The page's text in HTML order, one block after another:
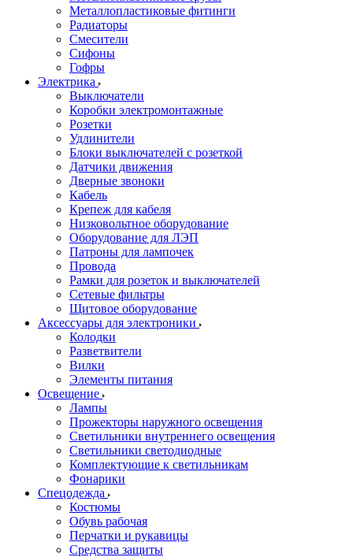
Металлопластиковые фитинги
Радиаторы
Смесители
Сифоны
Гофры
Электрика
Выключатели
Коробки электромонтажные
Розетки
Удлинители
Блоки выключателей с розеткой
Датчики движения
Дверные звоноки
Кабель
Крепеж для кабеля
Низковольтное оборудование
Оборудование для ЛЭП
Патроны для лампочек
Провода
Рамки для розеток и выключателей
Сетевые фильтры
Щитовое оборудование
Аксессуары для электроники
Колодки
Разветвители
Вилки
Элементы питания
Освещение
Лампы
Прожекторы наружного освещения
Светильники внутреннего освещения
Светильники светодиодные
Комплектующие к светильникам
Фонарики
Спецодежда
Костюмы
Обувь рабочая
Перчатки и рукавицы
Средства защиты